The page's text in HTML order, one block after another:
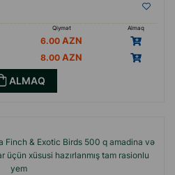
Qiymət
Almaq
6.00
8.00
ALMAQ
Finch & Exotic Birds 500 q amadina və
xüsusi hazırlanmış tam rasionlu
yem